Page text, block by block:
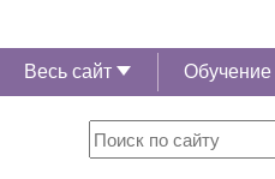
Весь сайт Обучение